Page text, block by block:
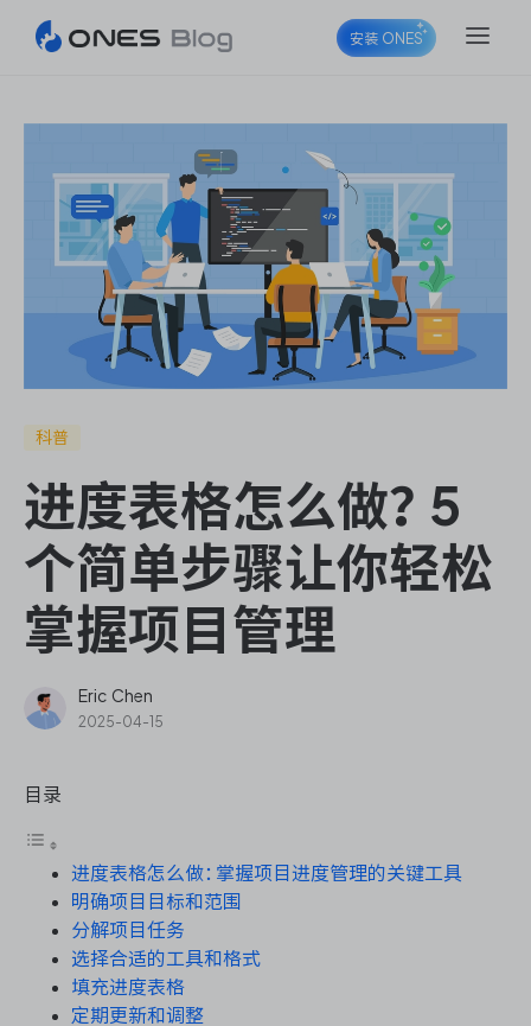
ONES Project
ONES Wiki
ONES Desk
ONES Assistant
测试管理
研发效能管理
DevOps
安装 ONES
科普
进度表格怎么做？5
个简单步骤让你轻松
掌握项目管理
Eric Chen
2025-04-15
目录
进度表格怎么做：掌握项目进度管理的关键工具
明确项目目标和范围
分解项目任务
选择合适的工具和格式
填充进度表格
定期更新和调整